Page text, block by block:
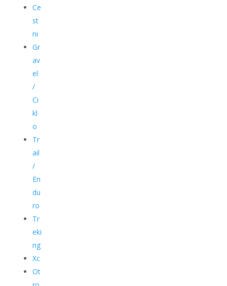
Ce
st
ni
Gr
av
el
/
Ci
kl
o
Tr
ail
/
En
du
ro
Tr
eki
ng
Xc
Ot